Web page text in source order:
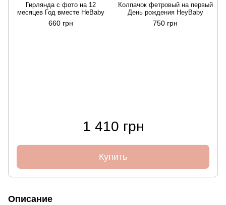
Гирлянда с фото на 12
месяцев Год вместе HeBaby
660 грн
Колпачок фетровый на первый
День рождения HeyBaby
750 грн
1 410 грн
Купить
Описание